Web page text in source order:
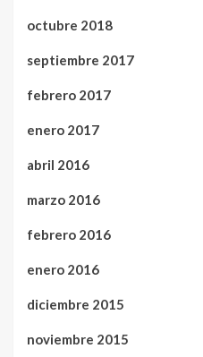
octubre 2018
septiembre 2017
febrero 2017
enero 2017
abril 2016
marzo 2016
febrero 2016
enero 2016
diciembre 2015
noviembre 2015